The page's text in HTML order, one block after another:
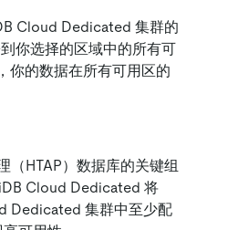
Cloud Dedicated 集群的
你选择的区域中的所有可
你的数据在所有可用区的
（HTAP）数据库的关键组
Cloud Dedicated 将
Dedicated 集群中至少配